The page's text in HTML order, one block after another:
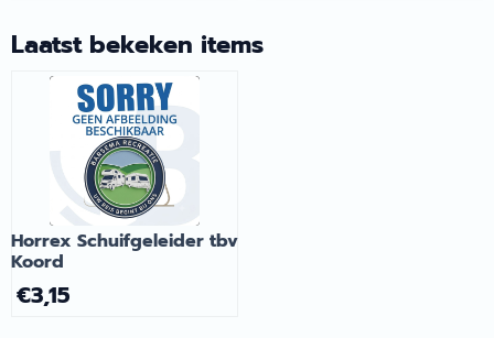
Horrex Verhogingsdorpel
Aluminium | Artikelnummer
0815585
Laatst bekeken items
Horrex Schuifgeleider tbv
Koord
€3,15